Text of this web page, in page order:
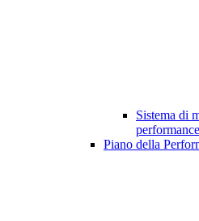
Sistema di
performance
Piano della